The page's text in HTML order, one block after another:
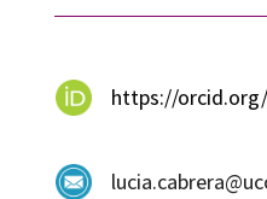
https://